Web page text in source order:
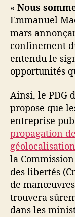
« Nous
Emmanuel
mars
confinement
entendu le
opportunités
Ainsi, le PDG
propose que
entreprise
propagation
géolocalisation
la
des libertés
de
trouvera
dans les